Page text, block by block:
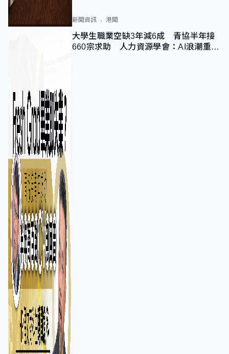
新聞資訊 港聞
大學生職業空缺3年減6成 青協半年接
660宗求助 人力資源學會：AI浪潮重整